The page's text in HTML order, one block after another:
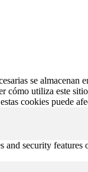
se almacenan
utiliza este
cookies puede
security features